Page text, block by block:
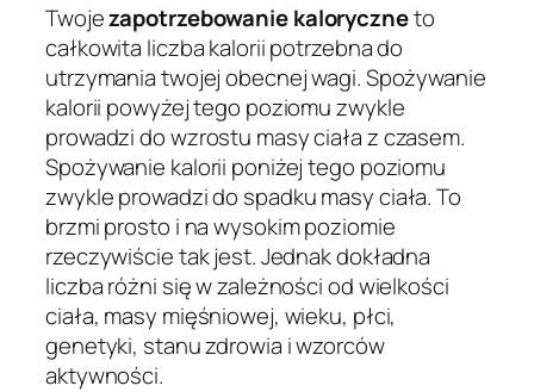
Twojezapotrzebowanie kaloryczneto
całkowita liczba kalorii potrzebna do
utrzymania twojej obecnej wagi. Spożywanie
kalorii powyżej tego poziomu zwykle
prowadzi do wzrostu masy ciała z czasem.
Spożywanie kalorii poniżej tego poziomu
zwykle prowadzi do spadku masy ciała. To
brzmi prosto i na wysokim poziomie
rzeczywiście tak jest. Jednak dokładna
liczba różni się w zależności od wielkości
ciała, masy mięśniowej, wieku, płci,
genetyki, stanu zdrowia i wzorców
aktywności.